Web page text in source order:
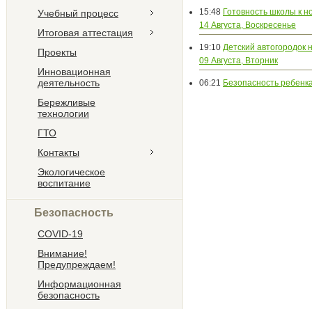
Учебный процесс
Итоговая аттестация
Проекты
Инновационная
деятельность
Бережливые
технологии
ГТО
Контакты
Экологическое
воспитание
Безопасность
COVID-19
Внимание!
Предупреждаем!
Информационная
безопасность
15:48 Готовность школы к
14 Августа, Воскресенье
19:10 Детский автогородок
09 Августа, Вторник
06:21 Безопасность